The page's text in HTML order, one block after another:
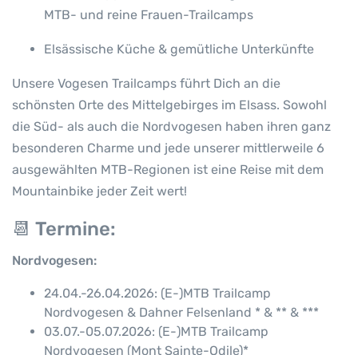
MTB- und reine Frauen-Trailcamps
Elsässische Küche & gemütliche Unterkünfte
Unsere Vogesen Trailcamps führt Dich an die
schönsten Orte des Mittelgebirges im Elsass. Sowohl
die Süd- als auch die Nordvogesen haben ihren ganz
besonderen Charme und jede unserer mittlerweile 6
ausgewählten MTB-Regionen ist eine Reise mit dem
Mountainbike jeder Zeit wert!
📆 Termine:
Nordvogesen:
24.04.-26.04.2026: (E-)MTB Trailcamp
Nordvogesen & Dahner Felsenland * & ** & ***
03.07.-05.07.2026: (E-)MTB Trailcamp
Nordvogesen (Mont Sainte-Odile)*